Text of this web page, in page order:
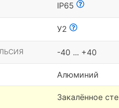
IP65
У2
-40 ... +40
Алюминий
Закалённое